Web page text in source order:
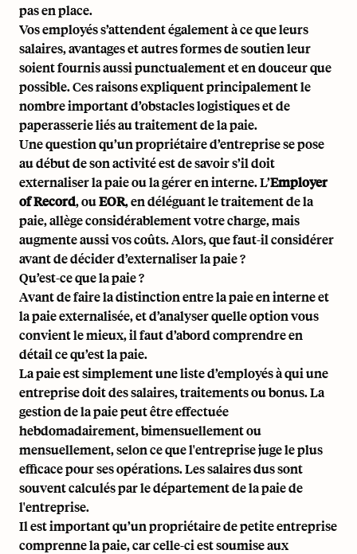
pas en place.
Vos employés s’attendent également à ce que leurs
salaires, avantages et autres formes de soutien leur
soient fournis aussi punctualement et en douceur que
possible. Ces raisons expliquent principalement le
nombre important d’obstacles logistiques et de
paperasserie liés au traitement de la paie.
Une question qu’un propriétaire d’entreprise se pose
au début de son activité est de savoir s’il doit
externaliser la paie ou la gérer en interne. L’Employer
of Record, ouEOR, en déléguant le traitement de la
paie, allège considérablement votre charge, mais
augmente aussi vos coûts. Alors, que faut-il considérer
avant de décider d’externaliser la paie ?
Qu’est-ce que la paie ?
Avant de faire la distinction entre la paie en interne et
la paie externalisée, et d’analyser quelle option vous
convient le mieux, il faut d’abord comprendre en
détail ce qu’est la paie.
La paie est simplement une liste d’employés à qui une
entreprise doit des salaires, traitements ou bonus. La
gestion de la paie peut être effectuée
hebdomadairement, bimensuellement ou
mensuellement, selon ce que l'entreprise juge le plus
efficace pour ses opérations. Les salaires dus sont
souvent calculés par le département de la paie de
l'entreprise.
Il est important qu’un propriétaire de petite entreprise
comprenne la paie, car celle-ci est soumise aux